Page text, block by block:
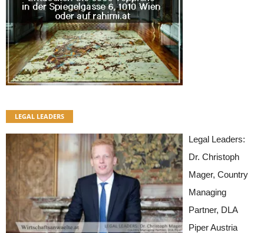
LEGAL LEADERS
Legal Leaders:
Dr. Christoph
Mager, Country
Managing
Partner, DLA
Piper Austria